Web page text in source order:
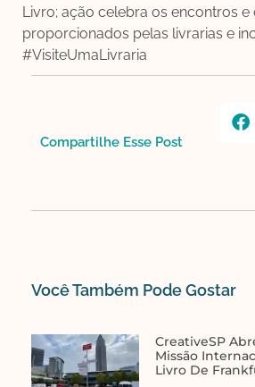
Livro; ação celebra os encontros e
proporcionados pelas livrarias e
#VisiteUmaLivraria
Compartilhe Esse Post​
Você Também Pode Gostar​
CreativeSP
Missão
Livro De